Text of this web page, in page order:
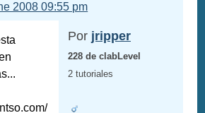
2008 09:55 pm
Por jripper
228 de clabLevel
2 tutoriales